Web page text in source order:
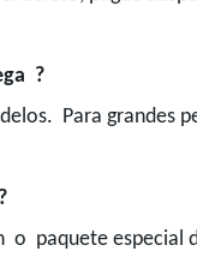
?
Para grandes
paquete especial